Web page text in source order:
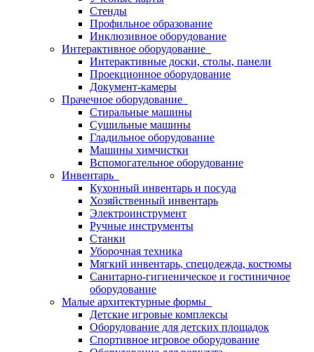
Стенды
Профильное образование
Инклюзивное оборудование
Интерактивное оборудование
Интерактивные доски, столы, панели
Проекционное оборудование
Документ-камеры
Прачечное оборудование
Стиральные машины
Сушильные машины
Гладильное оборудование
Машины химчистки
Вспомогательное оборудование
Инвентарь
Кухонный инвентарь и посуда
Хозяйственный инвентарь
Электроинструмент
Ручные инструменты
Станки
Уборочная техника
Мягкий инвентарь, спецодежда, костюмы
Санитарно-гигиеническое и гостиничное
оборудование
Малые архитектурные формы
Детские игровые комплексы
Оборудование для детских площадок
Спортивное игровое оборудование